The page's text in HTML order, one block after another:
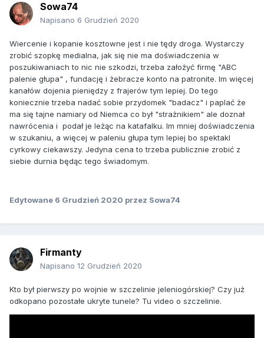
Sowa74
Napisano 6 Grudzień 2020
Wiercenie i kopanie kosztowne jest i nie tędy droga. Wystarczy
zrobić szopkę medialna, jak się nie ma doświadczenia w
poszukiwaniach to nic nie szkodzi, trzeba założyć firmę "ABC
palenie głupa" , fundację i żebracze konto na patronite. Im więcej
kanałów dojenia pieniędzy z frajerów tym lepiej. Do tego
koniecznie trzeba nadać sobie przydomek "badacz" i paplać że
ma się tajne namiary od Niemca co był "strażnikiem" ale doznał
nawrócenia i podał je leżąc na katafalku. Im mniej doświadczenia
w szukaniu, a więcej w paleniu głupa tym lepiej bo spektakl
cyrkowy ciekawszy. Jedyna cena to trzeba publicznie zrobić z
siebie durnia będąc tego świadomym.
Edytowane 6 Grudzień 2020 przez Sowa74
Firmanty
Napisano 12 Grudzień 2020
Kto był pierwszy po wojnie w szczelinie jeleniogórskiej? Czy już
odkopano pozostałe ukryte tunele? Tu video o szczelinie.